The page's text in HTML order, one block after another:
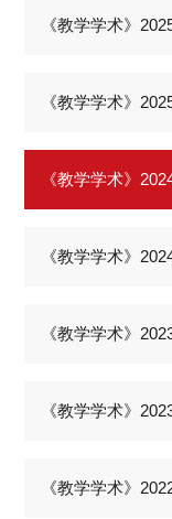
《教学学术》
《教学学术》
《教学学术》
《教学学术》
《教学学术》
《教学学术》
《教学学术》